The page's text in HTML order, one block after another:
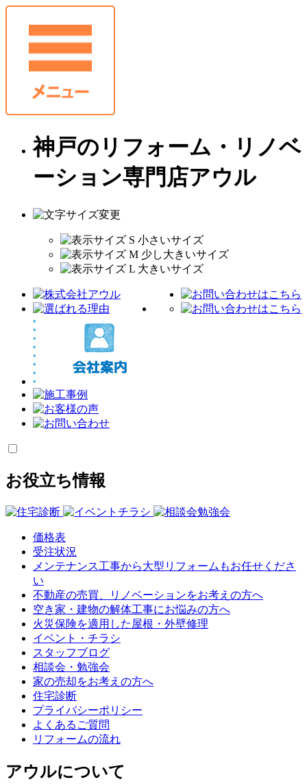
神戸のリフォーム・リノベ
ーション専門店アウル
お役立ち情報
価格表
受注状況
メンテナンス工事から大型リフォームもお任せくださ
い
不動産の売買、リノベーションをお考えの方へ
空き家・建物の解体工事にお悩みの方へ
火災保険を適用した屋根・外壁修理
イベント・チラシ
スタッフブログ
相談会・勉強会
家の売却をお考えの方へ
住宅診断
プライバシーポリシー
よくあるご質問
リフォームの流れ
アウルについて